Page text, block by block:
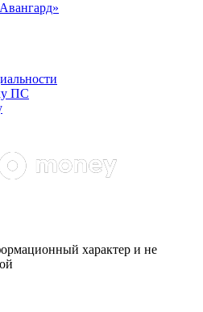
ПС
характер и не